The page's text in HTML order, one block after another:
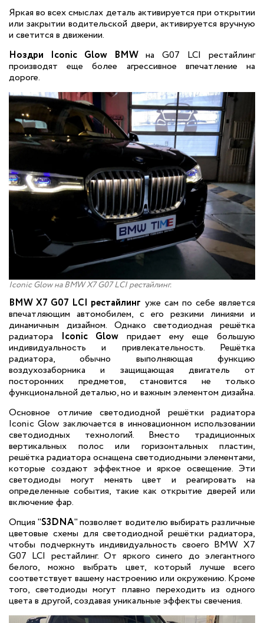
Яркая во всех смыслах деталь активируется при открытии
или закрытии водительской двери, активируется вручную
и светится в движении.
Ноздри Iconic Glow BMWна G07 LCI рестайлинг
производят еще более агрессивное впечатление на
дороге.
Iconic Glow на BMW X7 G07 LCI рестайлинг.
BMW X7 G07 LCI рестайлинг уже сам по себе является
впечатляющим автомобилем, с его резкими линиями и
динамичным дизайном. Однако светодиодная решётка
радиатора Iconic Glowпридает ему еще большую
индивидуальность и привлекательность. Решётка
радиатора, обычно выполняющая функцию
воздухозаборника и защищающая двигатель от
посторонних предметов, становится не только
функциональной деталью, но и важным элементом дизайна.
Основное отличие светодиодной решётки радиатора
Iconic Glow заключается в инновационном использовании
светодиодных технологий. Вместо традиционных
вертикальных полос или горизонтальных пластин,
решётка радиатора оснащена светодиодными элементами,
которые создают эффектное и яркое освещение. Эти
светодиоды могут менять цвет и реагировать на
определенные события, такие как открытие дверей или
включение фар.
Опция "S3DNA" позволяет водителю выбирать различные
цветовые схемы для светодиодной решётки радиатора,
чтобы подчеркнуть индивидуальность своего BMW X7
G07 LCI рестайлинг. От яркого синего до элегантного
белого, можно выбрать цвет, который лучше всего
соответствует вашему настроению или окружению. Кроме
того, светодиоды могут плавно переходить из одного
цвета в другой, создавая уникальные эффекты свечения.